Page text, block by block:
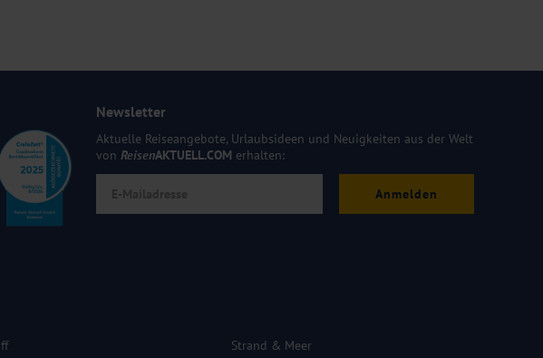
Newsletter
Aktuelle Reiseangebote, Urlaubsideen und Neuigkeiten aus der Welt
von ReisenAKTUELL.COM erhalten:
Anmelden
Strand & Meer